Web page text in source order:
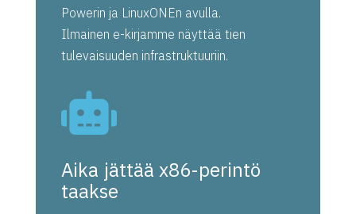
Powerin ja LinuxONEn avulla.
Ilmainen e-kirjamme näyttää tien
tulevaisuuden infrastruktuuriin.

Aika jättää x86-perintö
taakse